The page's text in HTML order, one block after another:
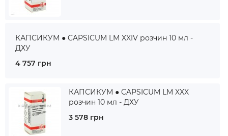
КАПСИКУМ ● CAPSICUM LM XXIV розчин 10 мл -
ДХУ
4 757 грн
КАПСИКУМ ● CAPSICUM LM XXX
розчин 10 мл - ДХУ
3 578 грн